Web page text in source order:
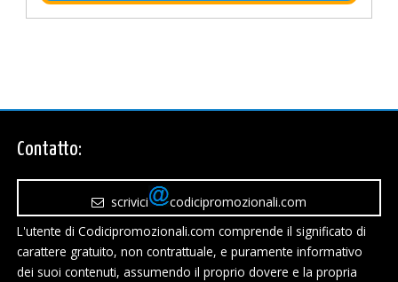
Contatto:
scrivici
codicipromozionali.com
L'utente di Codicipromozionali.com comprende il significato di
carattere gratuito, non contrattuale, e puramente informativo
dei suoi contenuti, assumendo il proprio dovere e la propria